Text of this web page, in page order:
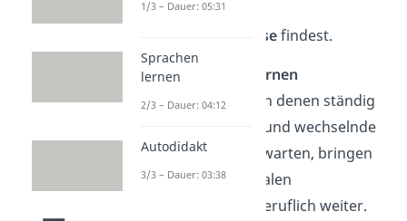
oder
Kompromissefindest.
Gerade in
modernen
Unternehmen
, in denen ständig
neue Aufgaben und wechselnde
Teams auf dich warten, bringen
dich solche sozialen
Kompetenzen beruflich weiter.
1/3 – Dauer: 05:31
Sprachen
lernen
2/3 – Dauer: 04:12
Autodidakt
3/3 – Dauer: 03:38